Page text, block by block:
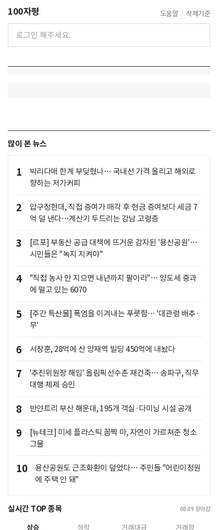
100자평 도움말 삭제기준
많이 본 뉴스
1
박리다매 한계 부딪혔나… 국내선 가격 올리고 해외로
향하는 저가커피
2
압구정현대, 직접 증여가 매각 후 현금 증여보다 세금 7
억 덜 낸다…계산기 두드리는 강남 고령층
3
[르포] 부동산 공급 대책에 뜨거운 감자된 '용산공원'…
시민들은 "녹지 지켜야"
4
"직접 농사 안 지으면 내년까지 팔아라"… 양도세 중과
에 떨고 있는 6070
5
[주간 특산물] 폭염을 이겨내는 푸릇함… '대관령 배추·
무'
6 서장훈, 28억에 산 양재역 빌딩 450억에 내놨다
7
'추진위원장 해임' 올림픽선수촌 재건축… 송파구, 직무
대행 체제 승인
8 반얀트리 부산 해운대, 195개 객실·다이닝 시설 공개
9
[뉴테크] 미세 플라스틱 꼼짝 마, 자연이 가르쳐준 청소
그물
10
용산공원도 근조화환이 덮었다… 주민들 "어린이정원
에 주택 안 돼"
실시간 TOP 종목 08.09 장마감
상승 하락 거래대금 거래량